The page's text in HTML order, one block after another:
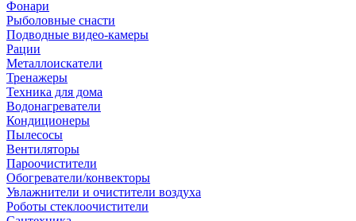
Фонари
Рыболовные снасти
Подводные видео-камеры
Рации
Металлоискатели
Тренажеры
Техника для дома
Водонагреватели
Кондиционеры
Пылесосы
Вентиляторы
Пароочистители
Обогреватели/конвекторы
Увлажнители и очистители воздуха
Роботы стеклоочистители